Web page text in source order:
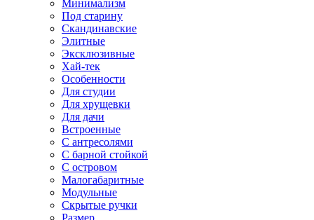
Минимализм
Под старину
Скандинавские
Элитные
Эксклюзивные
Хай-тек
Особенности
Для студии
Для хрущевки
Для дачи
Встроенные
С антресолями
С барной стойкой
С островом
Малогабаритные
Модульные
Скрытые ручки
Размер